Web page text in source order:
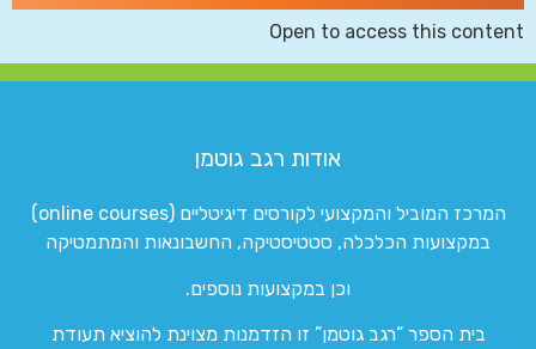
Open to access this content
אודות רגב גוטמן
המרכז המוביל והמקצועי לקורסים דיגיטליים (online courses)
במקצועות הכלכלה, סטטיסטיקה, החשבונאות והמתמטיקה
וכן במקצועות נוספים.
בית הספר “רגב גוטמן” זו הזדמנות מצוינת להוציא תעודת